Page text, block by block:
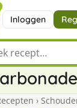
Inloggen
een recept
›